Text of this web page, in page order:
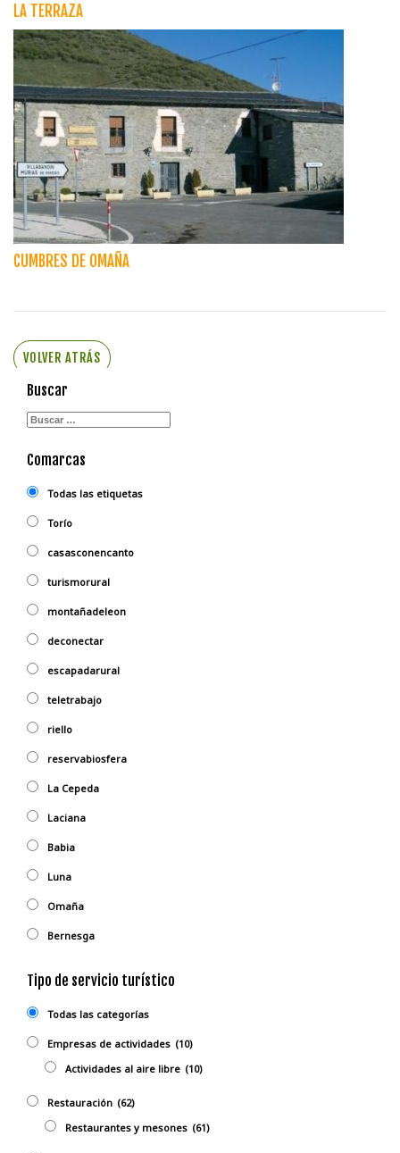
LA TERRAZA
CUMBRES DE OMAÑA
VOLVER ATRÁS
Buscar
Comarcas
Todas las etiquetas
Torío
casasconencanto
turismorural
montañadeleon
deconectar
escapadarural
teletrabajo
riello
reservabiosfera
La Cepeda
Laciana
Babia
Luna
Omaña
Bernesga
Tipo de servicio turístico
Todas las categorías
Empresas de actividades (10)
Actividades al aire libre (10)
Restauración (62)
Restaurantes y mesones (61)